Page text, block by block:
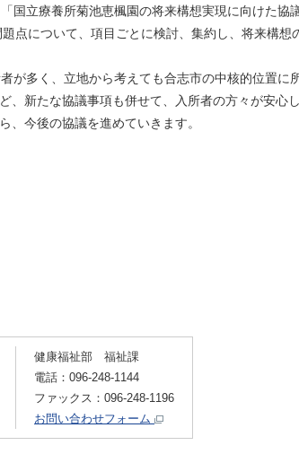
国立療養所菊池恵楓園の将来構想実現に向けた協
について、項目ごとに検討、集約し、将来構想
多く、立地から考えても合志市の中核的位置に
新たな協議事項も併せて、入所者の方々が安心
、今後の協議を進めていきます。
健康福祉部 福祉課
電話：096-248-1144
ファックス：096-248-1196
お問い合わせフォーム